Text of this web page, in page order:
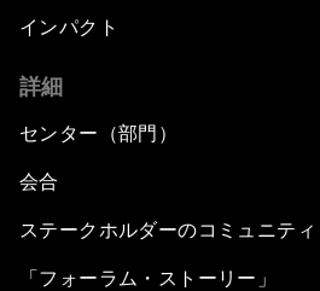
インパクト
詳細
センター（部門）
会合
ステークホルダーのコミュニティ
「フォーラム・ストーリー」